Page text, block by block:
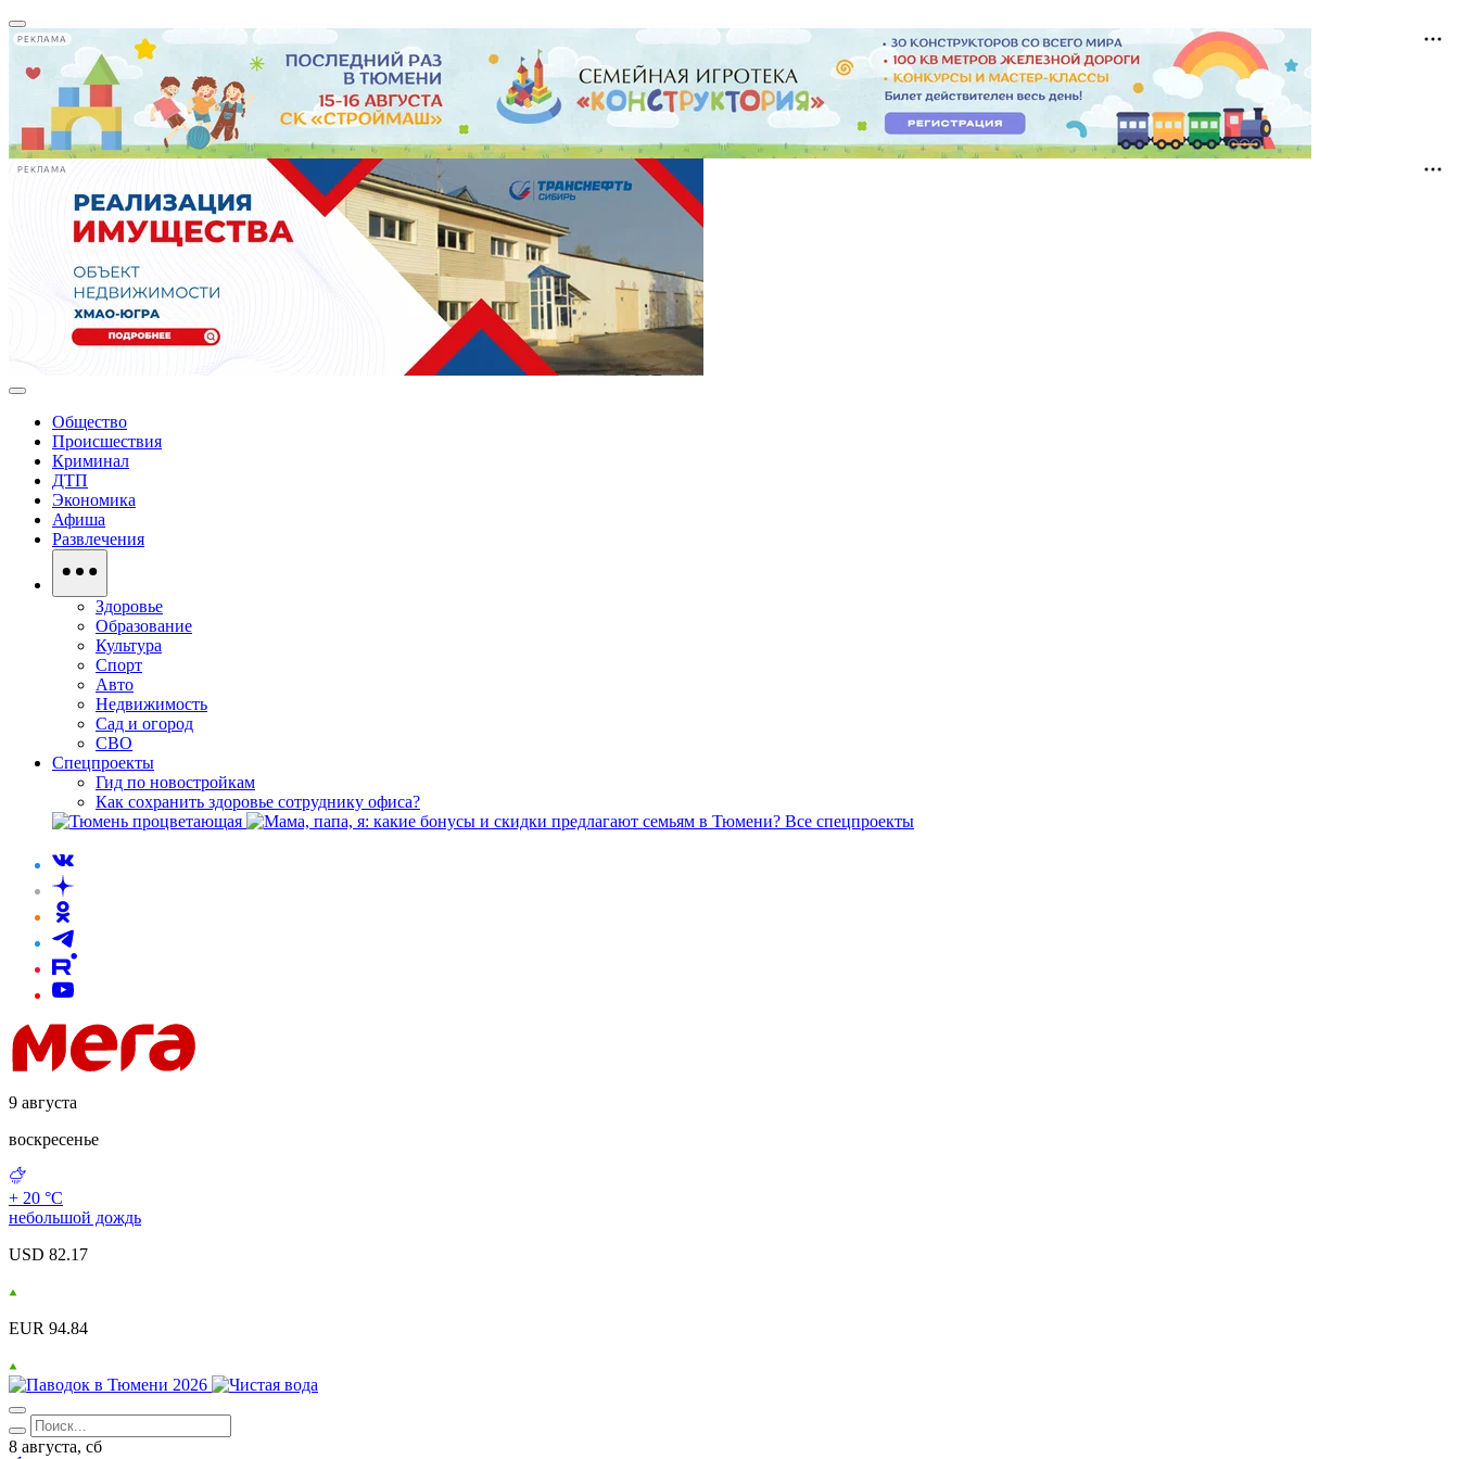
РЕКЛАМА
РЕКЛАМА
Общество
Происшествия
Криминал
ДТП
Экономика
Афиша
Развлечения
Здоровье
Образование
Культура
Спорт
Авто
Недвижимость
Сад и огород
СВО
Спецпроекты
Гид по новостройкам
Как сохранить здоровье сотруднику офиса?
Все спецпроекты
9 августа
воскресенье
+ 20 °С
небольшой дождь
USD 82.17
EUR 94.84
8 августа, сб